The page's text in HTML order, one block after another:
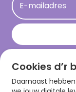
Persberichten
Hallmark en
E-mailadres
Download
Cookies d’r
Daarnaast